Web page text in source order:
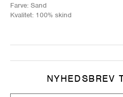
Farve: Sand
Kvalitet: 100% skind
NYHEDSBREV